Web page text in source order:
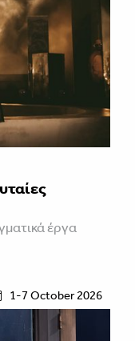
έργα
1-7 October 2026